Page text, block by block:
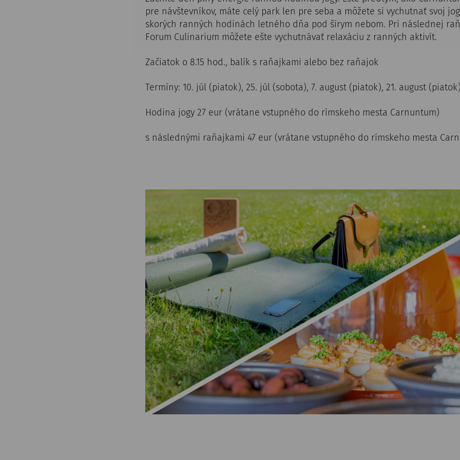
pre návštevníkov, máte celý park len pre seba a môžete si vychutnať svoj
skorých ranných hodinách letného dňa pod šírym nebom. Pri následnej
Forum Culinarium môžete ešte vychutnávať relaxáciu z ranných aktivít.
Začiatok o 8.15 hod., balík s raňajkami alebo bez raňajok
Termíny: 10. júl (piatok), 25. júl (sobota), 7. august (piatok), 21. august
Hodina jogy 27 eur (vrátane vstupného do rímskeho mesta Carnuntum)
s následnými raňajkami 47 eur (vrátane vstupného do rímskeho mesta